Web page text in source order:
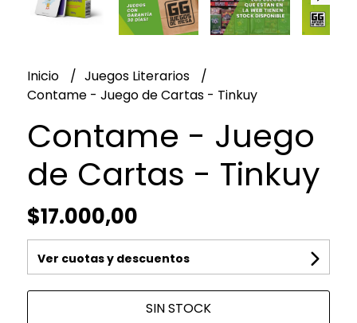
Inicio
Juegos Literarios
Contame - Juego de Cartas - Tinkuy
Contame - Juego
de Cartas - Tinkuy
$17.000,00
Ver cuotas y descuentos
SIN STOCK